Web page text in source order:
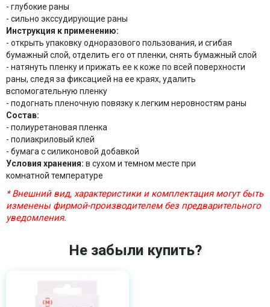
- глубокие раны
- сильно экссудирующие раны
Инструкция к применению:
- открыть упаковку одноразового пользования, и сгибая
бумажный слой, отделить его от пленки, снять бумажный слой
- натянуть пленку и прижать ее к коже по всей поверхности
раны, следя за фиксацией на ее краях, удалить
вспомогательную пленку
- подогнать пленочную повязку к легким неровностям раны
Состав:
- полиуретановая пленка
- полиакриловый клей
- бумага с силиконовой добавкой
Условия хранения: в сухом и темном месте при
комнатной температуре
* Внешний вид, характеристики и комплектация могут быть
изменены фирмой-производителем без предварительного
уведомления.
Не забыли купить?